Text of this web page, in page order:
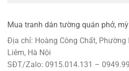
Mua tranh dán tường quán phở,
Địa chỉ: Hoàng Công Chất, Phường
Liêm, Hà Nội
SĐT/Zalo: 0915.014.131 –